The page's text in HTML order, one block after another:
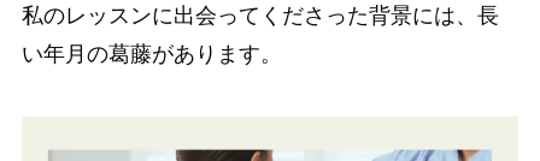
私のレッスンに出会ってくださった背景には、長
い年月の葛藤があります。